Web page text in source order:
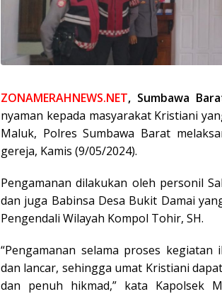
ZONAMERAHNEWS.NET, Sumbawa
nyaman kepada masyarakat Kristiani
Maluk, Polres Sumbawa Barat
gereja, Kamis (9/05/2024).
Pengamanan dilakukan oleh personil
dan juga Babinsa Desa Bukit Damai
Pengendali Wilayah Kompol Tohir, SH.
“Pengamanan selama proses
dan lancar, sehingga umat Kristiani
dan penuh hikmad,” kata Kapolsek